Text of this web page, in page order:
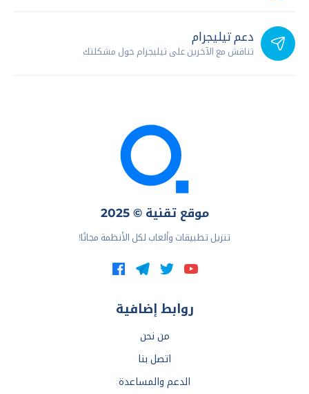
دعم تيليجرام
تناقش مع الآخرين على تيليجرام حول مشكلتك
موقع تقنية © 2025
تنزيل تطبيقات وألعاب لكل الأنظمة مجانًا!
روابط إضافية
من نحن
اتصل بنا
الدعم والمساعدة